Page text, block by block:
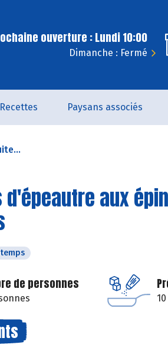
ouverture : Lundi 10:00
Dimanche : Fermé
Recettes Paysans associés
d'épeautre aux
de personnes